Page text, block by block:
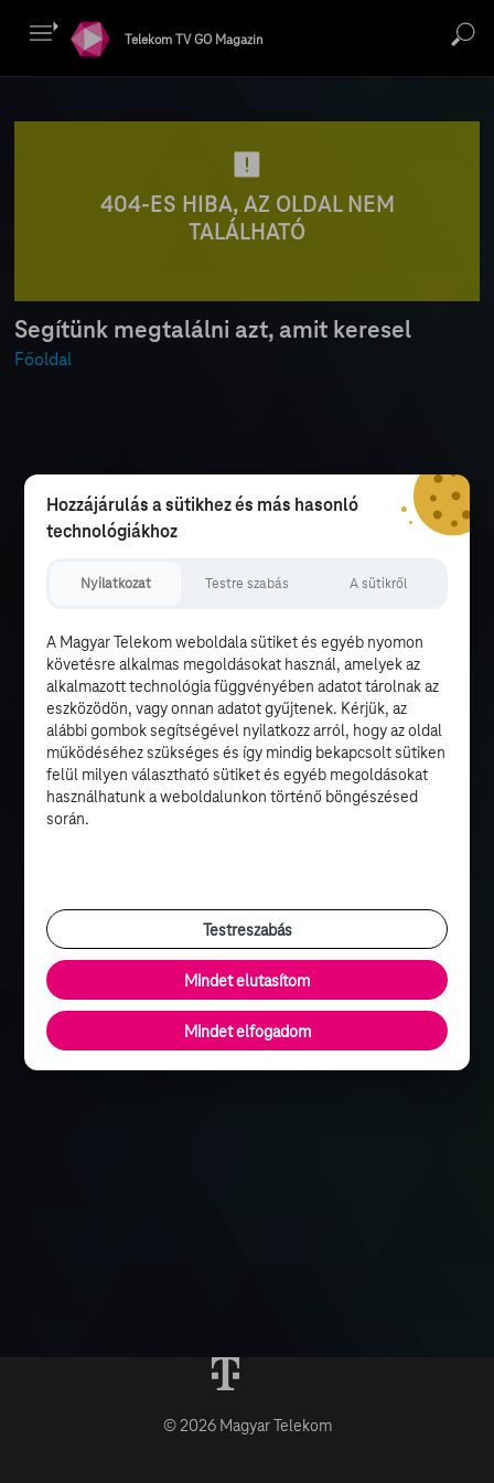
Telekom TV GO Magazin
404-ES HIBA, AZ OLDAL NEM
TALÁLHATÓ
Segítünk megtalálni azt, amit keresel
Főoldal
© 2026 Magyar Telekom
Hozzájárulás a sütikhez és más hasonló
technológiákhoz
Nyilatkozat Testre szabás A sütikről
A Magyar Telekom weboldala sütiket és egyéb nyomon
követésre alkalmas megoldásokat használ, amelyek az
alkalmazott technológia függvényében adatot tárolnak az
eszközödön, vagy onnan adatot gyűjtenek. Kérjük, az
alábbi gombok segítségével nyilatkozz arról, hogy az oldal
működéséhez szükséges és így mindig bekapcsolt sütiken
felül milyen választható sütiket és egyéb megoldásokat
használhatunk a weboldalunkon történő böngészésed
során.
Testreszabás
Mindet elutasítom
Mindet elfogadom